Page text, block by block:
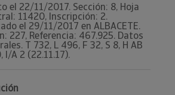
el 22/11/2017. Sección: 8, Hoja
11420, Inscripción: 2.
el 29/11/2017 en ALBACETE.
227, Referencia: 467.925. Datos
T 732, L 496, F 32, S 8, H AB
I/A 2 (22.11.17).